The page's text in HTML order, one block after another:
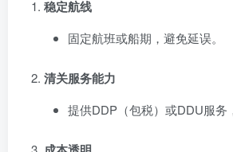
稳定航线
固定航班或船期，避免延误。
清关服务能力
提供DDP（包税）或DDU服务